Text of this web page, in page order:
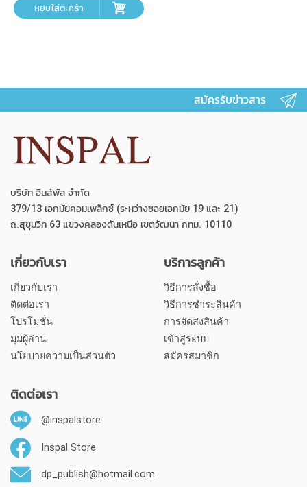
หยิบใส่ตะกร้า
สมัครรับข่าวสาร
บริษัท อินส์พัล จำกัด
379/13 เอกมัยคอมเพล็กซ์ (ระหว่างซอยเอกมัย 19 และ 21)
ถ.สุขุมวิท 63 แขวงคลองตันเหนือ เขตวัฒนา กทม. 10110
เกี่ยวกับเรา
เกี่ยวกับเรา
ติดต่อเรา
โปรโมชั่น
มุมผู้อ่าน
นโยบายความเป็นส่วนตัว
บริการลูกค้า
วิธีการสั่งซื้อ
วิธีการชำระสินค้า
การจัดส่งสินค้า
เข้าสู่ระบบ
สมัครสมาชิก
ติดต่อเรา
@inspalstore
Inspal Store
dp_publish@hotmail.com